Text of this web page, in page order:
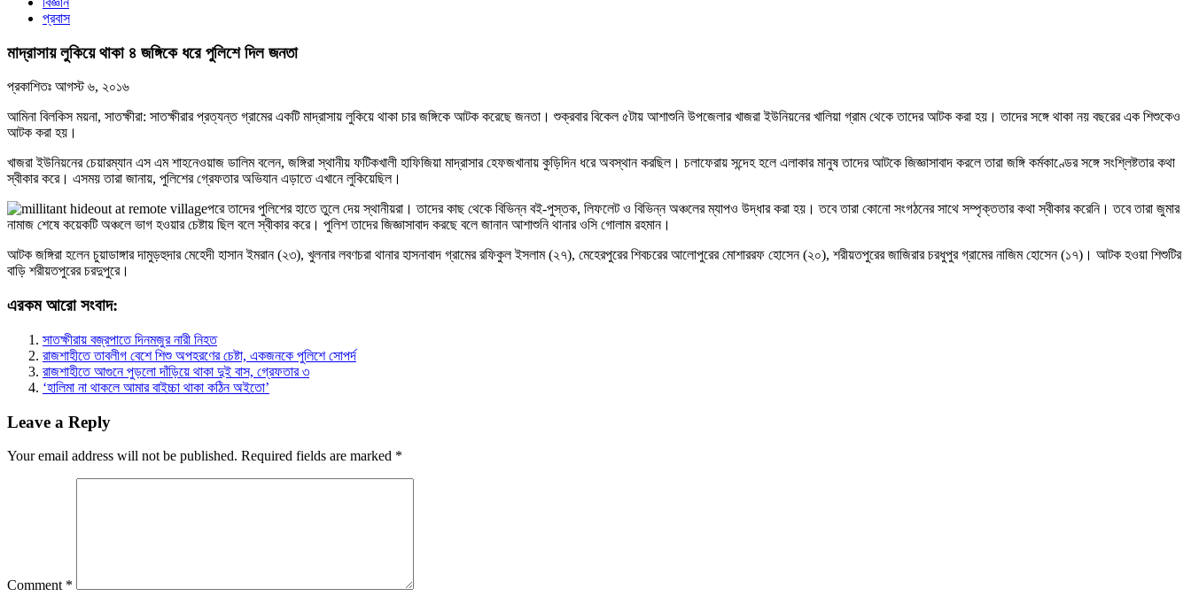
প্রবাস
মাদ্রাসায় লুকিয়ে থাকা ৪ জঙ্গিকে ধরে পুলিশে দিল জনতা
প্রকাশিতঃ আগস্ট ৬, ২০১৬
আমিনা বিলকিস ময়না, সাতক্ষীরা: সাতক্ষীরার প্রত্যন্ত গ্রামের একটি মাদ্রাসায় লুকিয়ে থাকা চার জঙ্গিকে আটক করেছে জনতা। শুক্রবার বিকেল ৫টায় আশাশুনি উপজেলার খাজরা ইউনিয়নের খালিয়া গ্রাম থেকে তাদের আটক করা হয়। তাদের সঙ্গে থাকা নয় বছরের এক শিশুকেও
আটক করা হয়।
খাজরা ইউনিয়নের চেয়ারম্যান এস এম শাহনেওয়াজ ডালিম বলেন, জঙ্গিরা স্থানীয় ফটিকখালী হাফিজিয়া মাদ্রাসার হেফজখানায় কুড়িদিন ধরে অবস্থান করছিল। চলাফেরায় সন্দেহ হলে এলাকার মানুষ তাদের আটকে জিজ্ঞাসাবাদ করলে তারা জঙ্গি কর্মকাণ্ডের সঙ্গে সংশ্লিষ্টতার কথা
স্বীকার করে। এসময় তারা জানায়, পুলিশের গ্রেফতার অভিযান এড়াতে এখানে লুকিয়েছিল।
পরে তাদের পুলিশের হাতে তুলে দেয় স্থানীয়রা। তাদের কাছ থেকে বিভিন্ন বই-পুস্তক, লিফলেট ও বিভিন্ন অঞ্চলের ম্যাপও উদ্ধার করা হয়। তবে তারা কোনো সংগঠনের সাথে সম্পৃক্ততার কথা স্বীকার করেনি। তবে তারা জুমার
নামাজ শেষে কয়েকটি অঞ্চলে ভাগ হওয়ার চেষ্টায় ছিল বলে স্বীকার করে। পুলিশ তাদের জিজ্ঞাসাবাদ করছে বলে জানান আশাশুনি থানার ওসি গোলাম রহমান।
আটক জঙ্গিরা হলেন চুয়াডাঙ্গার দামুড়হুদার মেহেদী হাসান ইমরান (২৩), খুলনার লবণচরা থানার হাসনাবাদ গ্রামের রফিকুল ইসলাম (২৭), মেহেরপুরের শিবচরের আলোপুরের মোশাররফ হোসেন (২০), শরীয়তপুরের জাজিরার চরধুপুর গ্রামের নাজিম হোসেন (১৭)। আটক হওয়া শিশুটির
বাড়ি শরীয়তপুরের চরদুপুরে।
এরকম আরো সংবাদ:
সাতক্ষীরায় বজ্রপাতে দিনমজুর নারী নিহত
রাজশাহীতে তাবলীগ বেশে শিশু অপহরণের চেষ্টা, একজনকে পুলিশে সোপর্দ
রাজশাহীতে আগুনে পুড়লো দাঁড়িয়ে থাকা দুই বাস, গ্রেফতার ৩
‘হালিমা না থাকলে আমার বাইচ্চা থাকা কঠিন অইতো’
Leave a Reply
Your email address will not be published. Required fields are marked *
Comment *